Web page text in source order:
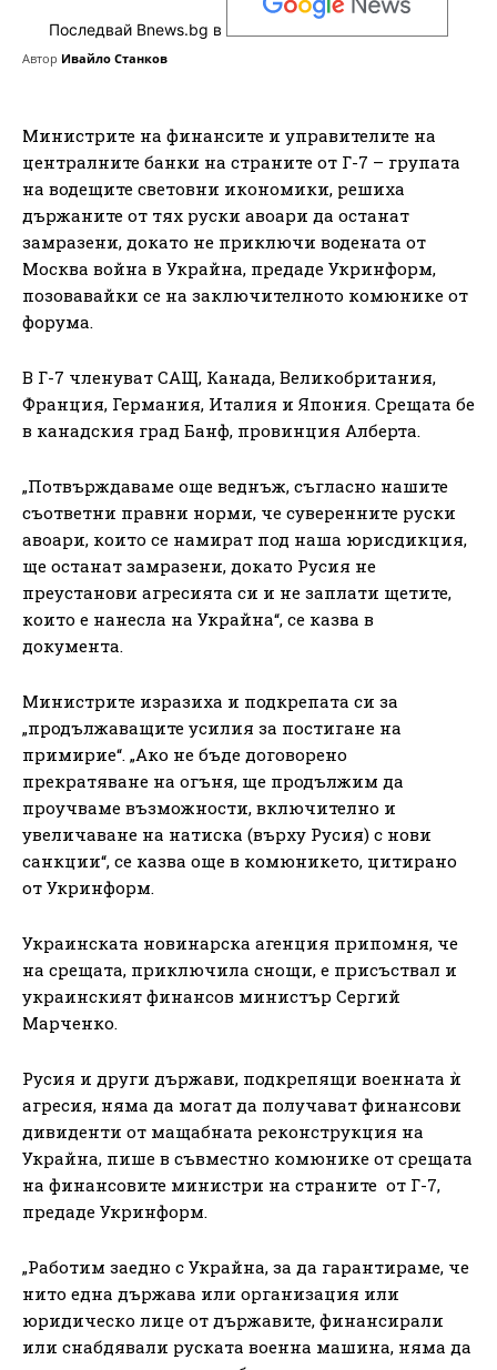
Последвай Bnews.bg в
Автор Ивайло Станков
Министрите на финансите и управителите на
централните банки на страните от Г-7 – групата
на водещите световни икономики, решиха
държаните от тях руски авоари да останат
замразени, докато не приключи водената от
Москва война в Украйна, предаде Укринформ,
позовавайки се на заключителното комюнике от
форума.
В Г-7 членуват САЩ, Канада, Великобритания,
Франция, Германия, Италия и Япония. Срещата бе
в канадския град Банф, провинция Алберта.
„Потвърждаваме още веднъж, съгласно нашите
съответни правни норми, че суверенните руски
авоари, които се намират под наша юрисдикция,
ще останат замразени, докато Русия не
преустанови агресията си и не заплати щетите,
които е нанесла на Украйна“, се казва в
документа.
Министрите изразиха и подкрепата си за
„продължаващите усилия за постигане на
примирие“. „Ако не бъде договорено
прекратяване на огъня, ще продължим да
проучваме възможности, включително и
увеличаване на натиска (върху Русия) с нови
санкции“, се казва още в комюникето, цитирано
от Укринформ.
Украинската новинарска агенция припомня, че
на срещата, приключила снощи, е присъствал и
украинският финансов министър Сергий
Марченко.
Русия и други държави, подкрепящи военната ѝ
агресия, няма да могат да получават финансови
дивиденти от мащабната реконструкция на
Украйна, пише в съвместно комюнике от срещата
на финансовите министри на страните от Г-7,
предаде Укринформ.
„Работим заедно с Украйна, за да гарантираме, че
нито една държава или организация или
юридическо лице от държавите, финансирали
или снабдявали руската военна машина, няма да